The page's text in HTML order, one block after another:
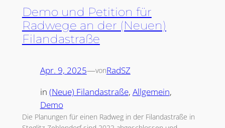
Demo und Petition für
Radwege an der (Neuen)
Filandastraße
Apr. 9, 2025—vonRadSZ
in (Neue) Filandastraße, Allgemein
Demo
Die Planungen für einen Radweg in der Filandastraße in